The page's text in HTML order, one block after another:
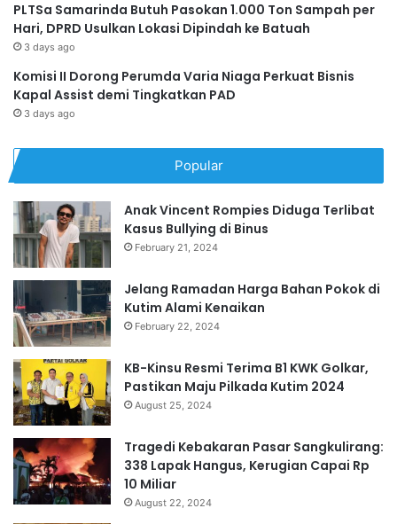
PLTSa Samarinda Butuh Pasokan 1.000 Ton Sampah per
Hari, DPRD Usulkan Lokasi Dipindah ke Batuah
3 days ago
Komisi II Dorong Perumda Varia Niaga Perkuat Bisnis
Kapal Assist demi Tingkatkan PAD
3 days ago
Popular
Anak Vincent Rompies Diduga Terlibat
Kasus Bullying di Binus
February 21, 2024
Jelang Ramadan Harga Bahan Pokok di
Kutim Alami Kenaikan
February 22, 2024
KB-Kinsu Resmi Terima B1 KWK Golkar,
Pastikan Maju Pilkada Kutim 2024
August 25, 2024
Tragedi Kebakaran Pasar Sangkulirang:
338 Lapak Hangus, Kerugian Capai Rp
10 Miliar
August 22, 2024